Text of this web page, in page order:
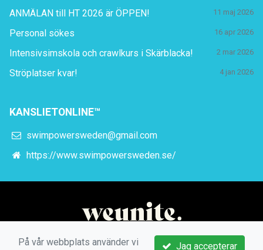
ANMÄLAN till HT 2026 är ÖPPEN! 11 maj 2026
Personal sökes 16 apr 2026
Intensivsimskola och crawlkurs i Skärblacka! 2 mar 2026
Ströplatser kvar! 4 jan 2026
KANSLIETONLINE™
swimpowersweden@gmail.com
https://www.swimpowersweden.se/
Jag accepterar
På vår webbplats använder vi